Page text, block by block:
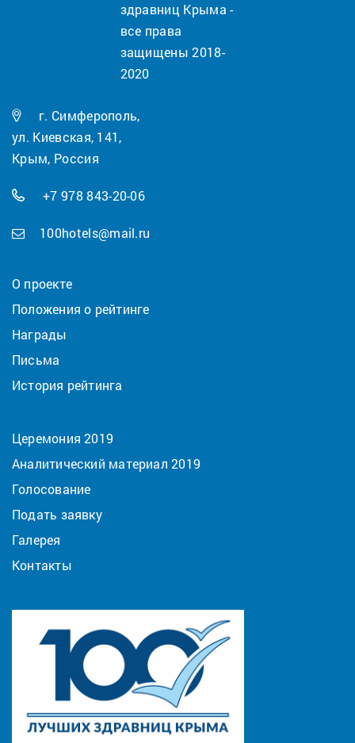
здравниц Крыма -
все права
защищены 2018-
2020
г. Симферополь,
ул. Киевская, 141,
Крым, Россия
+7 978 843-20-06
100hotels@mail.ru
О проекте
Положения о рейтинге
Награды
Письма
История рейтинга
Церемония 2019
Аналитический материал 2019
Голосование
Подать заявку
Галерея
Контакты